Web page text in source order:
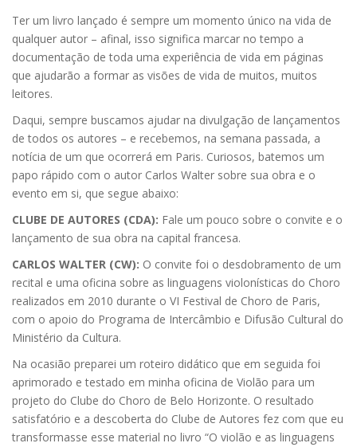
Ter um livro lançado é sempre um momento único na vida de
qualquer autor – afinal, isso significa marcar no tempo a
documentação de toda uma experiência de vida em páginas
que ajudarão a formar as visões de vida de muitos, muitos
leitores.
Daqui, sempre buscamos ajudar na divulgação de lançamentos
de todos os autores – e recebemos, na semana passada, a
notícia de um que ocorrerá em Paris. Curiosos, batemos um
papo rápido com o autor Carlos Walter sobre sua obra e o
evento em si, que segue abaixo:
CLUBE DE AUTORES (CDA): Fale um pouco sobre o convite e o
lançamento de sua obra na capital francesa.
CARLOS WALTER (CW): O convite foi o desdobramento de um
recital e uma oficina sobre as linguagens violonísticas do Choro
realizados em 2010 durante o VI Festival de Choro de Paris,
com o apoio do Programa de Intercâmbio e Difusão Cultural do
Ministério da Cultura.
Na ocasião preparei um roteiro didático que em seguida foi
aprimorado e testado em minha oficina de Violão para um
projeto do Clube do Choro de Belo Horizonte. O resultado
satisfatório e a descoberta do Clube de Autores fez com que eu
transformasse esse material no livro “O violão e as linguagens